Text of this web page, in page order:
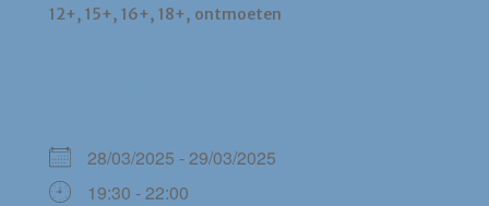
12+, 15+, 16+, 18+, ontmoeten
28/03/2025 - 29/03/2025
19:30 - 22:00